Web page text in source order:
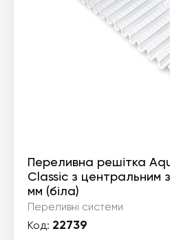
Переливна решітка
Classic з центральним
мм (біла)
Переливні системи
Код: 22739